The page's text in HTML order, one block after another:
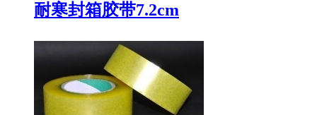
耐寒封箱胶带7.2cm